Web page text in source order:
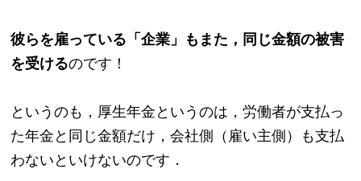
彼らを雇っている「企業」もまた，同じ金額の被害
を受けるのです！
というのも，厚生年金というのは，労働者が支払っ
た年金と同じ金額だけ，会社側（雇い主側）も支払
わないといけないのです．